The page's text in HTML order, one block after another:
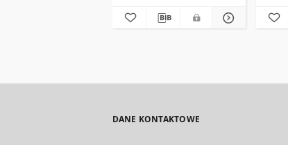
DANE KONTAKTOWE